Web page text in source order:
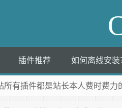
插件推荐 如何离线安装
所有插件都是站长本人费时费力